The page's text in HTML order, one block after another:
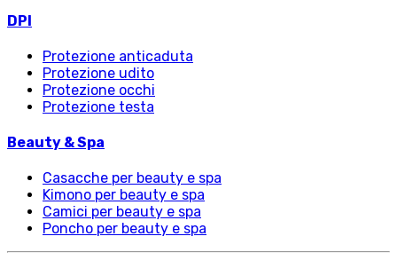
DPI
Protezione anticaduta
Protezione udito
Protezione occhi
Protezione testa
Beauty & Spa
Casacche per beauty e spa
Kimono per beauty e spa
Camici per beauty e spa
Poncho per beauty e spa